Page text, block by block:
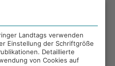
LANDTAGS
Landtags verwenden
Einstellung der Schriftgröße
Detaillierte
von Cookies auf